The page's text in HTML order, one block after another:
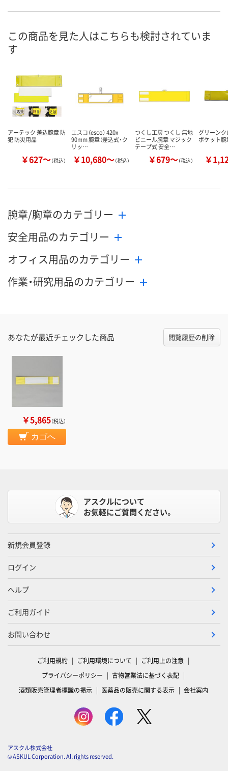
8月24日（月）まで
この商品を見た人はこちらも検討されていま
す
アーテック 差込腕章 防
犯 防災用品
￥627～（税込）
エスコ（esco） 420x
90mm 腕章（差込式・ク
リッ…
￥10,680～（税込）
つくし工房 つくし 無地
ビニール腕章 マジック
テープ式 安全…
￥679～（税込）
グリーン
ポケット腕
￥
腕章/胸章のカテゴリー
安全用品のカテゴリー
オフィス用品のカテゴリー
作業・研究用品のカテゴリー
あなたが最近チェックした商品 閲覧履歴の削除
￥5,865（税込）
カゴへ
アスクルについて
お気軽にご質問ください。
新規会員登録
ログイン
ヘルプ
ご利用ガイド
お問い合わせ
ご利用規約 ご利用環境について
ご利用上の注意
プライバシーポリシー
古物営業法に基づく表記
酒類販売管理者標識の掲示
医薬品の販売に関する表示 会社案内
アスクル株式会社
© ASKUL Corporation. All rights reserved.